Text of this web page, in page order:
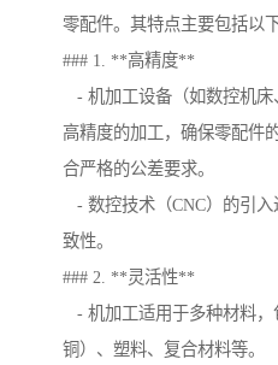
零配件。其特点主要包括以
### 1. **高精度**
- 机加工设备（如数控机
高精度的加工，确保零配件
合严格的公差要求。
- 数控技术（CNC）的引
致性。
### 2. **灵活性**
- 机加工适用于多种材料，
铜）、塑料、复合材料等。